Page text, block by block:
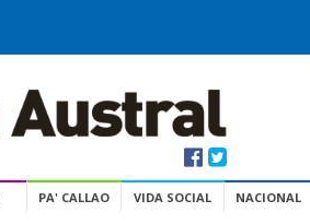
PA' CALLAO VIDA SOCIAL NACIONAL